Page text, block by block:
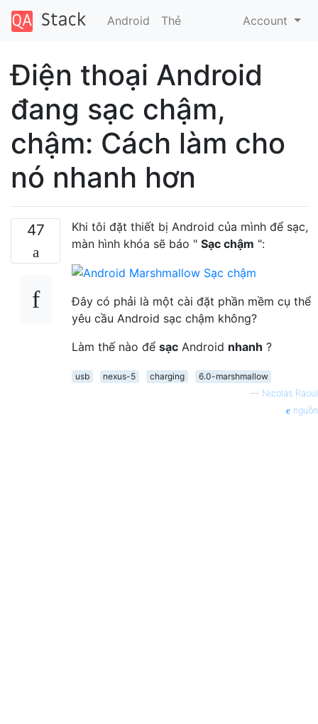
Android Thẻ Account
Điện thoại Android
đang sạc chậm,
chậm: Cách làm cho
nó nhanh hơn
47
Khi tôi đặt thiết bị Android của mình để sạc,
màn hình khóa sẽ báo " Sạc chậm ":
Đây có phải là một cài đặt phần mềm cụ thể
yêu cầu Android sạc chậm không?
Làm thế nào để sạc Android nhanh ?
usb nexus-5 charging
6.0-marshmallow
— Nicolas Raoul
nguồn